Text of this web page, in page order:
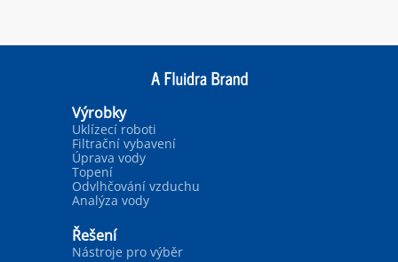
Výrobky
Uklízecí roboti
Filtrační vybavení
Úprava vody
Topení
Odvlhčování vzduchu
Analýza vody
Řešení
Nástroje pro výběr